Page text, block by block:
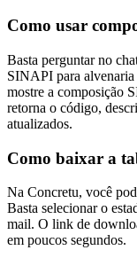
Como usar
Basta perguntar no
SINAPI para
mostre a composição
retorna o código,
atualizados.
Como baixar a
Na Concretu, você
Basta selecionar o
mail. O link de
em poucos segundos.